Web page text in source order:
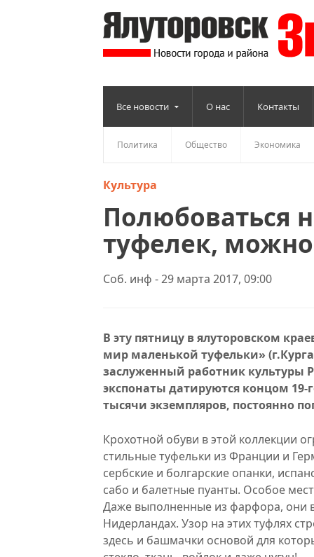
Все новости О нас Контакты
Политика Общество Экономика
Культура
Полюбоваться
туфелек,
Соб. инф - 29 марта 2017, 09:00
В эту пятницу в ялуторовском
мир маленькой туфельки»
заслуженный работник культуры
экспонаты датируются концом 19-
тысячи экземпляров, постоянно
Крохотной обуви в этой коллекции
стильные туфельки из Франции и
сербские и болгарские опанки,
сабо и балетные пуанты. Особое
Даже выполненные из фарфора, они
Нидерландах. Узор на этих туфлях
здесь и башмачки основой для